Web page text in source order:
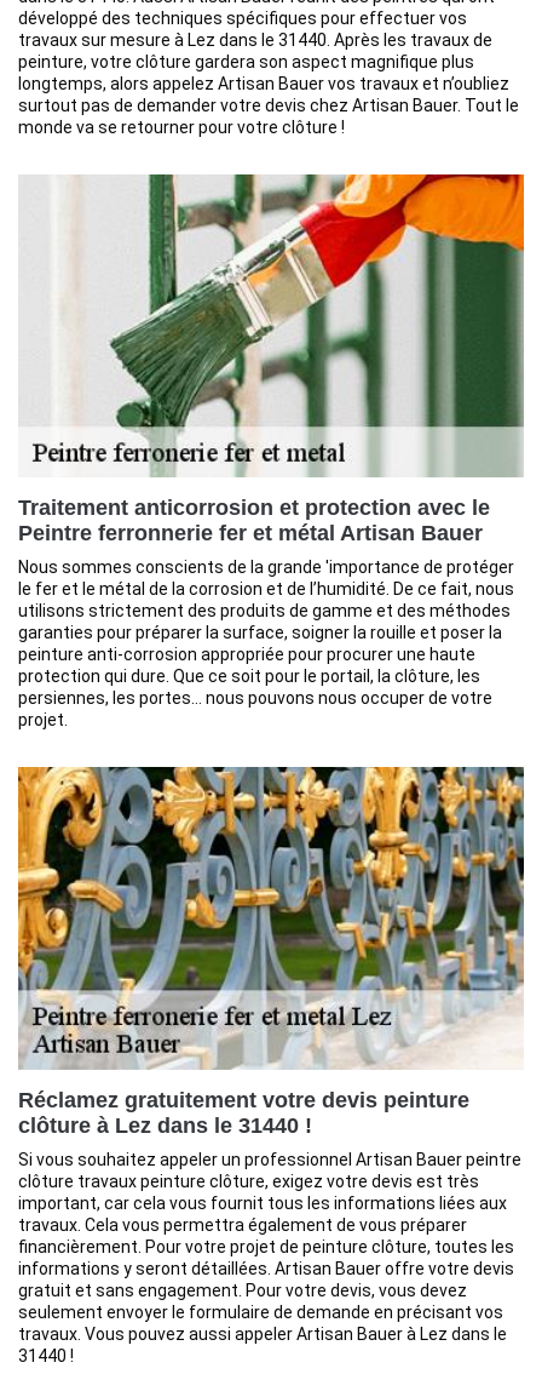
développé des techniques spécifiques pour effectuer vos
travaux sur mesure à Lez dans le 31440. Après les travaux de
peinture, votre clôture gardera son aspect magnifique plus
longtemps, alors appelez Artisan Bauer vos travaux et n’oubliez
surtout pas de demander votre devis chez Artisan Bauer. Tout le
monde va se retourner pour votre clôture !
Traitement anticorrosion et protection avec le
Peintre ferronnerie fer et métal Artisan Bauer
Nous sommes conscients de la grande 'importance de protéger
le fer et le métal de la corrosion et de l’humidité. De ce fait, nous
utilisons strictement des produits de gamme et des méthodes
garanties pour préparer la surface, soigner la rouille et poser la
peinture anti-corrosion appropriée pour procurer une haute
protection qui dure. Que ce soit pour le portail, la clôture, les
persiennes, les portes… nous pouvons nous occuper de votre
projet.
Réclamez gratuitement votre devis peinture
clôture à Lez dans le 31440 !
Si vous souhaitez appeler un professionnel Artisan Bauer peintre
clôture travaux peinture clôture, exigez votre devis est très
important, car cela vous fournit tous les informations liées aux
travaux. Cela vous permettra également de vous préparer
financièrement. Pour votre projet de peinture clôture, toutes les
informations y seront détaillées. Artisan Bauer offre votre devis
gratuit et sans engagement. Pour votre devis, vous devez
seulement envoyer le formulaire de demande en précisant vos
travaux. Vous pouvez aussi appeler Artisan Bauer à Lez dans le
31440 !